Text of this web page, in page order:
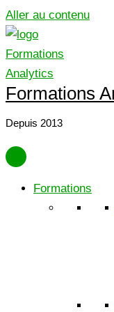
Aller au contenu
Formations
Depuis 2013
Formations